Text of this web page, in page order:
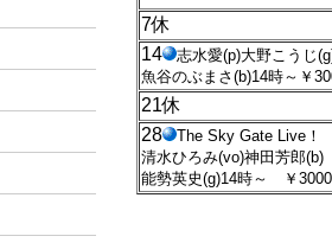
7休
14
志水愛(p)大野こうじ
魚谷のぶまさ(b)14時～￥
21休
28
The Sky Gate Live！
清水ひろみ(vo)神田芳郎(b)
能勢英史(g)14時～ ￥3000